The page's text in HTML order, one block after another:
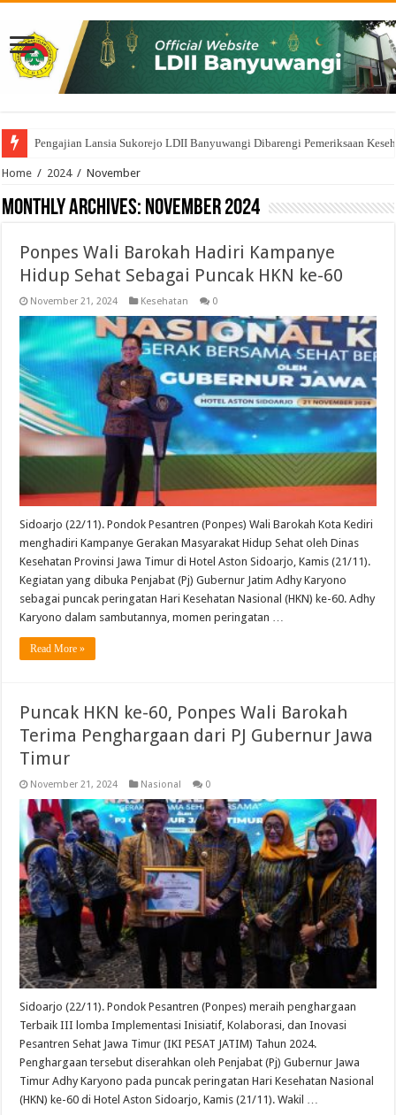
Pengajian Lansia Sukorejo LDII Banyuwangi Dibarengi Pemeriksaan
DPD LDII Banyuwangi Terima Silaturahmi BAZNAS, Pererat Ukhuwah dan
Home / 2024 / November
Monthly Archives: November 2024
Ponpes Wali Barokah Hadiri Kampanye
Hidup Sehat Sebagai Puncak HKN ke-60
November 21, 2024 Kesehatan 0
Sidoarjo (22/11). Pondok Pesantren (Ponpes) Wali Barokah Kota Kediri
menghadiri Kampanye Gerakan Masyarakat Hidup Sehat oleh Dinas
Kesehatan Provinsi Jawa Timur di Hotel Aston Sidoarjo, Kamis (21/11).
Kegiatan yang dibuka Penjabat (Pj) Gubernur Jatim Adhy Karyono
sebagai puncak peringatan Hari Kesehatan Nasional (HKN) ke-60. Adhy
Karyono dalam sambutannya, momen peringatan …
Read More »
Puncak HKN ke-60, Ponpes Wali Barokah
Terima Penghargaan dari PJ Gubernur Jawa
Timur
November 21, 2024 Nasional 0
Sidoarjo (22/11). Pondok Pesantren (Ponpes) meraih penghargaan
Terbaik III lomba Implementasi Inisiatif, Kolaborasi, dan Inovasi
Pesantren Sehat Jawa Timur (IKI PESAT JATIM) Tahun 2024.
Penghargaan tersebut diserahkan oleh Penjabat (Pj) Gubernur Jawa
Timur Adhy Karyono pada puncak peringatan Hari Kesehatan Nasional
(HKN) ke-60 di Hotel Aston Sidoarjo, Kamis (21/11). Wakil …